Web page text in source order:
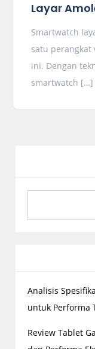
Layar
Smartwatch
satu perangkat
ini. Dengan
smartwatch […]
Analisis
untuk Performa
Review Tablet